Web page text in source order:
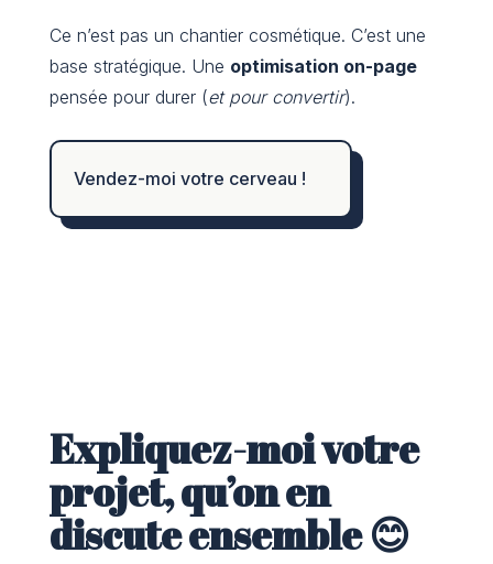
Ce n’est pas un chantier cosmétique. C’est une
base stratégique. Une optimisation on-page
pensée pour durer (et pour convertir).
Vendez-moi votre cerveau !
Expliquez-moi votre
projet, qu’on en
discute ensemble 😊